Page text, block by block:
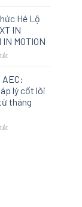
Cường
tái
định
nghĩa
trải
không
gian
tại
VIBE
còn
định
nghĩa
bởi
xa
“an
toàn”
trở
thành
tiêu
mới
một
không
sống
Hé Lộ
IN
IN MOTION
ở
2026
Chính
Thức
Hé
Diện
lý cốt lõi
tháng
ở